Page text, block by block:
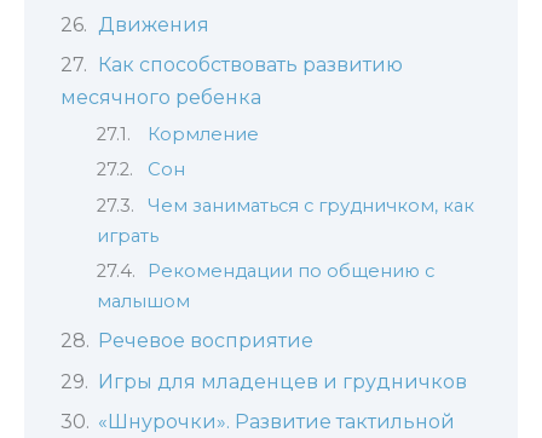
Движения
Как способствовать развитию
месячного ребенка
Кормление
Сон
Чем заниматься с грудничком, как
играть
Рекомендации по общению с
малышом
Речевое восприятие
Игры для младенцев и грудничков
«Шнурочки». Развитие тактильной